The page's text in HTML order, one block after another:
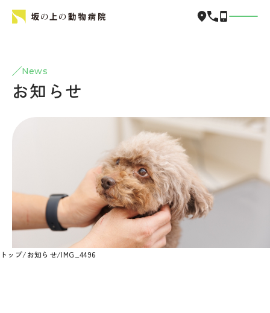
News
お知らせ
トップ/お知らせ/IMG_4496